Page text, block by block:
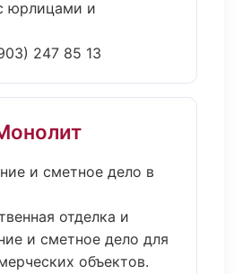
юрлицами и
247 85 13
и сметное дело в
отделка и
и сметное дело для
объектов.